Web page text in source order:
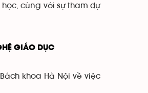
cùng với sự tham dự
GIÁO DỤC
khoa Hà Nội về việc